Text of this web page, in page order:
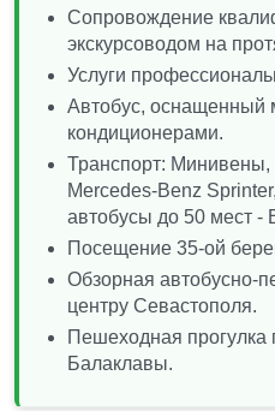
Кому подойдет этот
Любителям военной
желающим увидеть
Ценителям
графиком и частой
Взрослым туристам и
школьного возраста.
Готовы к насыщенному
Выбирайте удобное
группе прямо сейчас!
Сопровождение
экскурсоводом на
Услуги
Автобус, оснащенный
кондиционерами.
Транспорт: Минивены,
Mercedes-Benz
автобусы до 50 мест -
Посещение 35-ой
Обзорная автобусно-
центру Севастополя.
Пешеходная прогулка
Балаклавы.